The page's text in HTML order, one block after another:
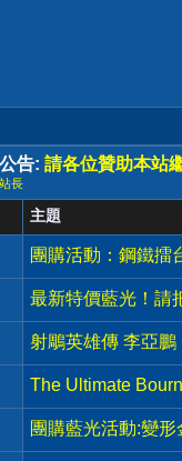
公告: 請各位贊助本站
站長
主題
團購活動：鋼鐵擂
最新特價藍光！請
射鵰英雄傳 李亞鵬
The Ultimate
團購藍光活動:變形